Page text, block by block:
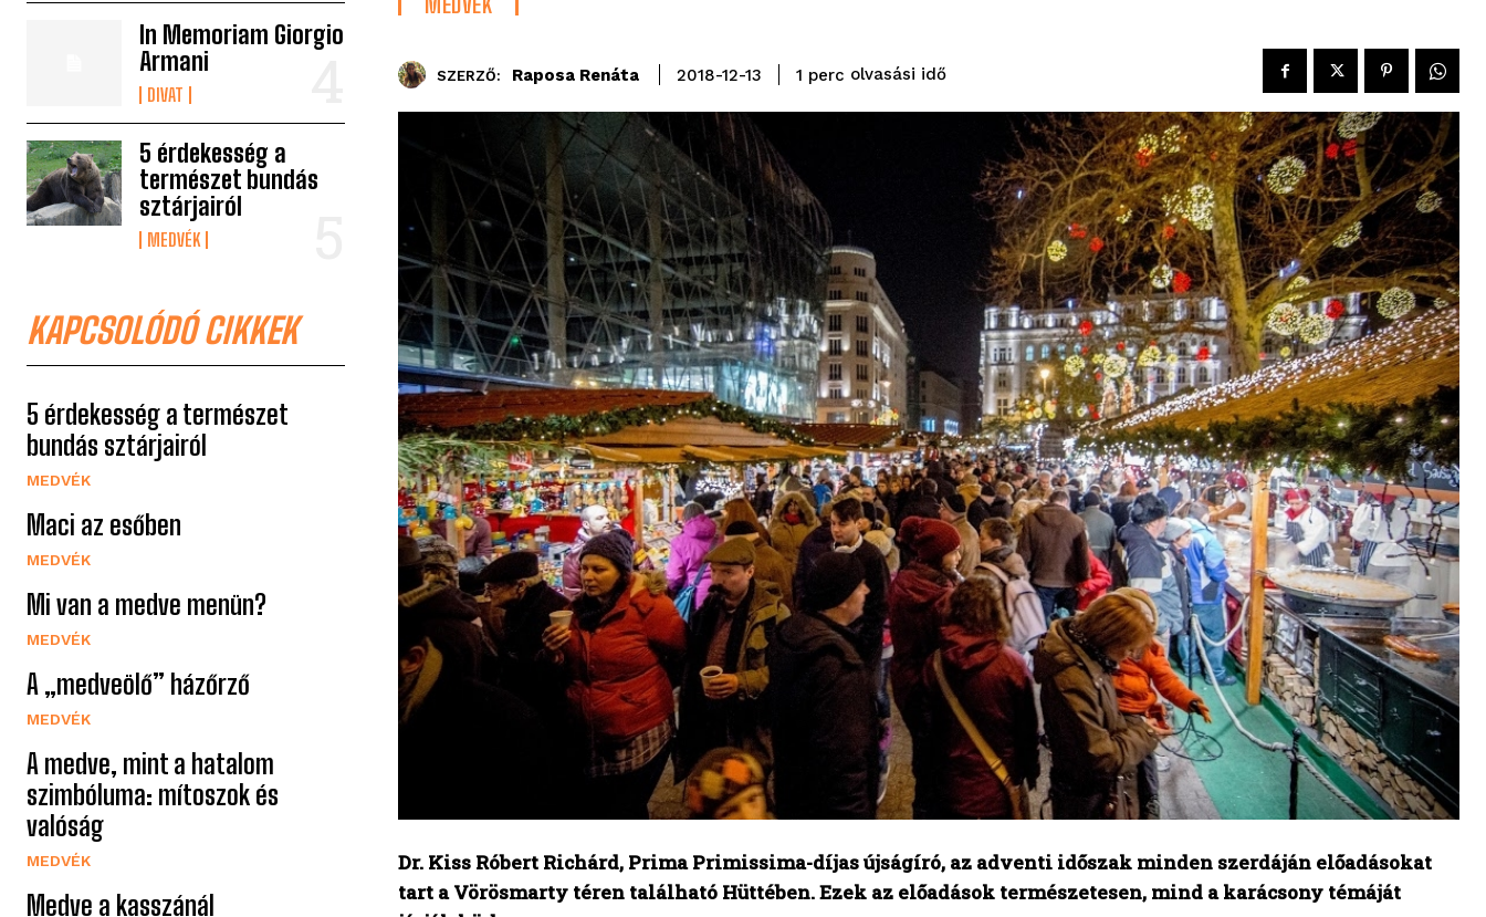
In Memoriam Giorgio
Armani
DIVAT
5 érdekesség a
természet bundás
sztárjairól
MEDVÉK
KAPCSOLÓDÓ CIKKEK
5 érdekesség a természet
bundás sztárjairól
MEDVÉK
Maci az esőben
MEDVÉK
Mi van a medve menün?
MEDVÉK
A „medveölő” házőrző
MEDVÉK
A medve, mint a hatalom
szimbóluma: mítoszok és
valóság
MEDVÉK
Medve a kasszánál
SZERZŐ: Raposa Renáta 2018-12-13 1 perc olvasási idő
Dr. Kiss Róbert Richárd, Prima Primissima-díjas újságíró, az adventi időszak minden szerdáján előadásokat
tart a Vörösmarty téren található Hüttében. Ezek az előadások természetesen, mind a karácsony témáját